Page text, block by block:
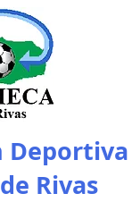
Deportiva
Rivas